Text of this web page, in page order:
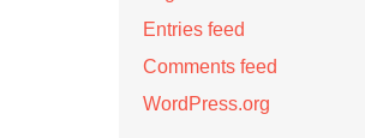
Entries feed
Comments feed
WordPress.org